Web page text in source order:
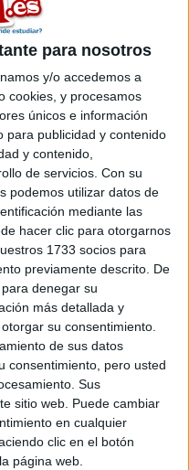
para nosotros
y/o accedemos a
cookies, y procesamos
únicos e información
para publicidad y contenido
y contenido,
de servicios. Con su
podemos utilizar datos de
mediante las
hacer clic para otorgarnos
1733 socios para
previamente descrito. De
denegar su
más detallada y
su consentimiento.
de sus datos
consentimiento, pero usted
Sus
sitio web. Puede cambiar
en cualquier
clic en el botón
página web.
la economía y el
universidad, todos los
y el derecho son
Tienen planes de
nos interesa, tienen muy
únicamente ofertada
la carrera que nos ocupa,
de que te interese la
estudios se centra
del grado, con ciertas
contra tiene unos
habla castellana
de apoyo a los
obsoletas. A favor tiene
de gran
alto prestigio esta
año se ha dado un
de corte y los alumnos
la parte socio-cultural
mejor. Su plan de
cultural propiamente